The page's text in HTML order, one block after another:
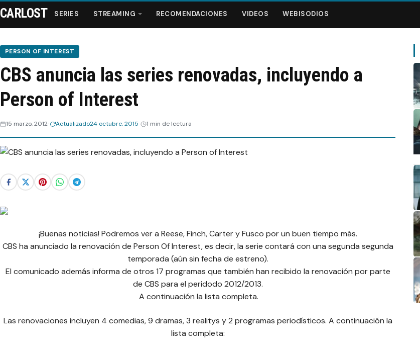
Series
Streaming
Webisodios
CARLOST SERIES STREAMING RECOMENDACIONES VIDEOS WEBISODIOS
PERSON OF INTEREST
CBS anuncia las series renovadas, incluyendo a
Person of Interest
15 marzo, 2012 Actualizado24 octubre, 2015 1 min de lectura
¡Buenas noticias! Podremos ver a Reese, Finch, Carter y Fusco por un buen tiempo más.
CBS ha anunciado la renovación de Person Of Interest, es decir, la serie contará con una segunda segunda
temporada (aún sin fecha de estreno).
El comunicado además informa de otros 17 programas que también han recibido la renovación por parte
de CBS para el peridodo 2012/2013.
A continuación la lista completa.
Las renovaciones incluyen 4 comedias, 9 dramas, 3 realitys y 2 programas periodísticos. A continuación la
lista completa: